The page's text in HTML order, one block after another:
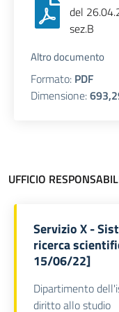
del
sez.B
Altro documento
Formato: PDF
Dimensione:
UFFICIO
Servizio X -
ricerca
15/06/22]
Dipartimento
diritto allo studio